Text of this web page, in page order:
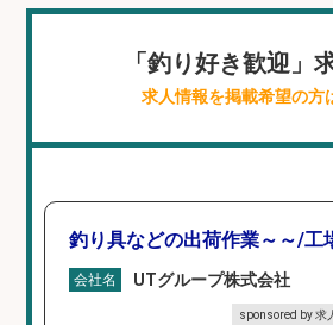
「釣り好き歓迎」
求人情報を掲載希望の方
釣り具などの出荷作業～～/工
会社名 UTグループ株式会社
sponsored by 求